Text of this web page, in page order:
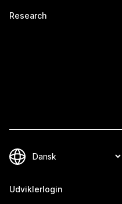
Research
Udviklerlogin